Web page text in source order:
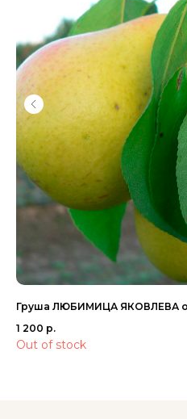
Груша ЛЮБИМИЦА ЯКОВЛЕВА
1 200 р.
Out of stock